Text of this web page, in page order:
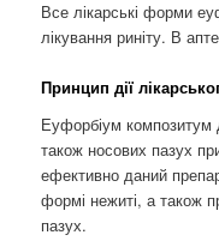
Все лікарські форми
лікування риніту. В
Принцип дії
Еуфорбіум
також носових пазух
ефективно даний
формі нежиті, а також
пазух.